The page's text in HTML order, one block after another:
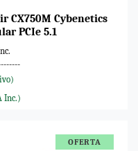
CX750M Cybenetics
PCIe 5.1
Inc.)
OFERTA